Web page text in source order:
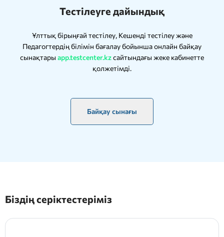
Тестілеуге дайындық
Ұлттық бірыңғай тестілеу, Кешенді тестілеу және
Педагогтердің білімін бағалау бойынша онлайн байқау
сынақтары app.testcenter.kzсайтындағы жеке кабинетте
қолжетімді.
Байқау сынағы
Біздің серіктестеріміз